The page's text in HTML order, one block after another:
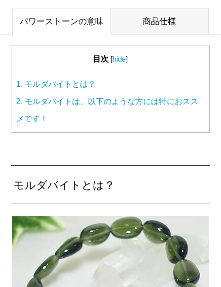
パワーストーンの意味 商品仕様
目次 [hide]
1. モルダバイトとは？
2. モルダバイトは、以下のような方には特におスス
メです！
モルダバイトとは？